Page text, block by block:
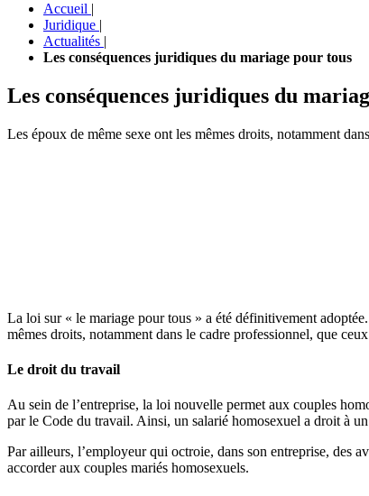
Accueil |
Juridique |
Actualités |
Les conséquences juridiques du mariage pour tous
Les conséquences juridiques du
Les époux de même sexe ont les mêmes droits, notamment
La loi sur « le mariage pour tous » a été définitivement
mêmes droits, notamment dans le cadre professionnel, que
Le droit du travail
Au sein de l’entreprise, la loi nouvelle permet aux couples
par le Code du travail. Ainsi, un salarié homosexuel a droit à
Par ailleurs, l’employeur qui octroie, dans son entreprise, des
accorder aux couples mariés homosexuels.